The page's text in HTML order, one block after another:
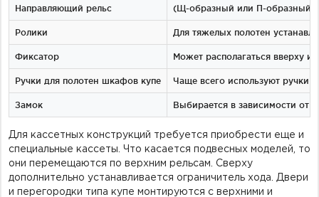
Направляющий рельс (Щ-образный или П-образный),
Ролики Для тяжелых полотен
Фиксатор Может располагаться вверху
Ручки для полотен шкафов купе Чаще всего используют ручки
Замок Выбирается в зависимости от
Для кассетных конструкций требуется приобрести еще и
специальные кассеты. Что касается подвесных моделей, то
они перемещаются по верхним рельсам. Сверху
дополнительно устанавливается ограничитель хода. Двери
и перегородки типа купе монтируются с верхними и